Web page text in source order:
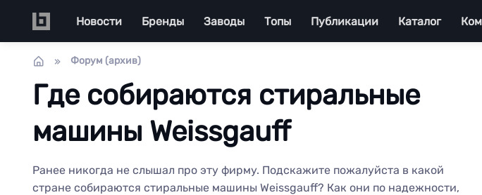
Main navigation
Новости Бренды Заводы Топы Публикации Каталог
Форум (архив)
Где собираются стиральные
машины Weissgauff
Ранее никогда не слышал про эту фирму. Подскажите пожалуйста в какой
стране собираются стиральные машины Weissgauff? Как они по надежности,